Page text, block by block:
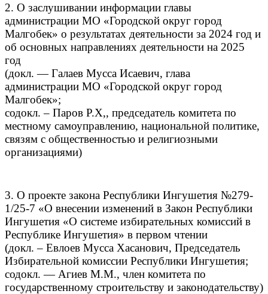
2. О заслушивании информации главы
администрации МО «Городской округ город
Малгобек» о результатах деятельности за 2024 год и
об основных направлениях деятельности на 2025
год
(докл. — Галаев Мусса Исаевич, глава
администрации МО «Городской округ город
Малгобек»;
содокл. – Паров Р.Х,, председатель комитета по
местному самоуправлению, национальной политике,
связям с общественностью и религиозными
организациями)
3. О проекте закона Республики Ингушетия №279-
1/25-7 «О внесении изменений в Закон Республики
Ингушетия «О системе избирательных комиссий в
Республике Ингушетия» в первом чтении
(докл. – Евлоев Мусса Хасанович, Председатель
Избирательной комиссии Республики Ингушетия;
содокл. — Агиев М.М., член комитета по
государственному строительству и законодательству)